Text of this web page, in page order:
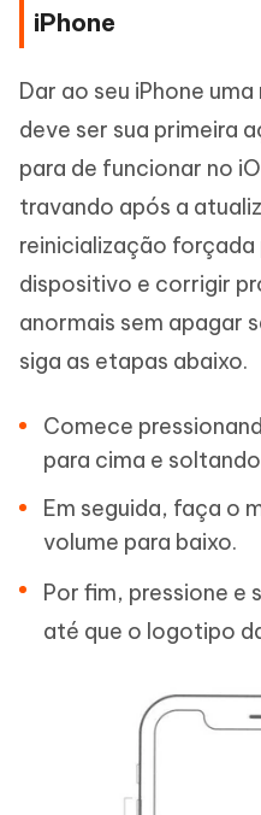
iPhone
Dar ao seu iPhone
deve ser sua primeira
para de funcionar no
travando após a
reinicialização
dispositivo e corrigir
anormais sem apagar
siga as etapas abaixo.
Comece
para cima e
Em seguida, faça o
volume para baixo.
Por fim, pressione e
até que o logotipo